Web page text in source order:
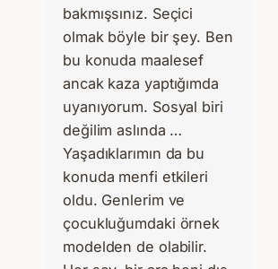
bakmışsınız. Seçici
olmak böyle bir şey. Ben
bu konuda maalesef
ancak kaza yaptığımda
uyanıyorum. Sosyal biri
değilim aslında …
Yaşadıklarımın da bu
konuda menfi etkileri
oldu. Genlerim ve
çocukluğumdaki örnek
modelden de olabilir.